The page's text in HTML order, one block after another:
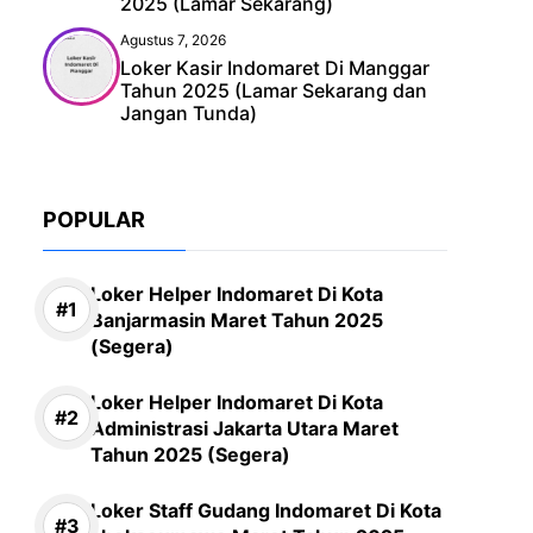
Agustus 7, 2026
Loker Kasir Indomaret Di Manggar
Tahun 2025 (Lamar Sekarang dan
Jangan Tunda)
POPULAR
Loker Helper Indomaret Di Kota
Banjarmasin Maret Tahun 2025
(Segera)
Loker Helper Indomaret Di Kota
Administrasi Jakarta Utara Maret
Tahun 2025 (Segera)
Loker Staff Gudang Indomaret Di Kota